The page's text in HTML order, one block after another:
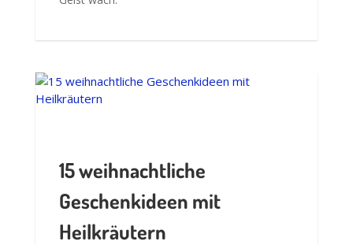
15 weihnachtliche
Geschenkideen mit
Heilkräutern